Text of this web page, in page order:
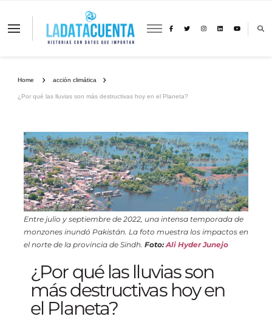
La Data Cuenta es una plataforma
Home acción climática
¿Por qué las lluvias son más destructivas hoy en el Planeta?
Entre julio y septiembre de 2022, una intensa temporada de
monzones inundó Pakistán. La foto muestra los impactos en
el norte de la provincia de Sindh. Foto:Ali Hyder Junejo
¿Por qué las lluvias son
más destructivas hoy en
el Planeta?